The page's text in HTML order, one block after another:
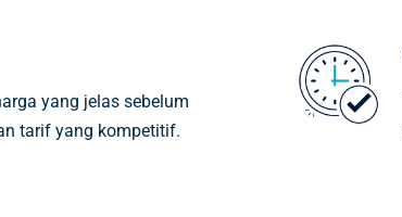
yang jelas sebelum
tarif yang kompetitif.